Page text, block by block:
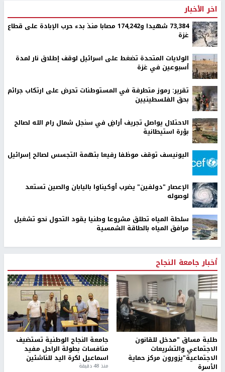
اخر الأخبار
73,384 شهيدا و174,242 مصابا منذ بدء حرب الإبادة على قطاع
غزة
الولايات المتحدة تضغط على اسرائيل لوقف إطلاق نار لمدة
أسبوعين في غزة
تقرير: رموز متطرفة في المستوطنات تحرض على ارتكاب جرائم
بحق الفلسطينيين
الاحتلال يواصل تجريف أراضٍ في سنجل شمال رام الله لصالح
بؤرة استيطانية
اليونيسف توقف موظفا رفيعا بتهمة التجسس لصالح إسرائيل
الإعصار "دولفين" يضرب أوكيناوا باليابان والصين تستعد
لوصوله
سلطة المياه تطلق مشروعا وطنيا يقود التحول نحو تشغيل
مرافق المياه بالطاقة الشمسية
أخبار جامعة النجاح
طلبة مساق "مدخل للقانون
الاجتماعي والتشريعات
الاجتماعية"يزورون مركز حماية
الأسرة
جامعة النجاح الوطنية تستضيف
منافسات بطولة الراحل مفيد
اسماعيل لكرة اليد للناشئين
منذ 48 دقيقة